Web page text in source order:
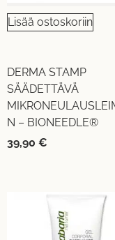
Lisää ostoskoriin
DERMA STAMP
SÄÄDETTÄVÄ
N – BIONEEDLE®
39,90 €